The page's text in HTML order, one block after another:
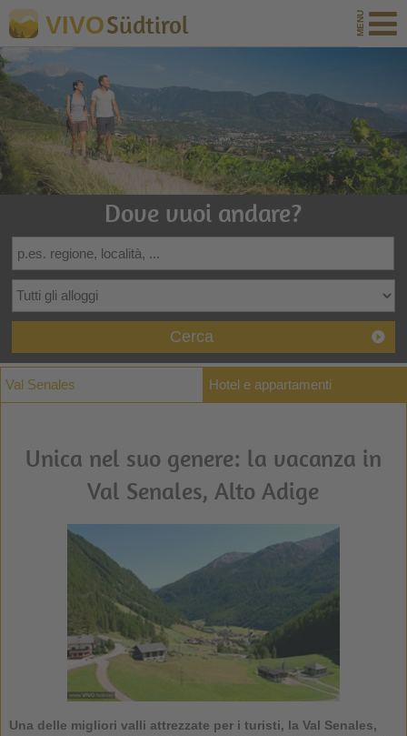
VIVOSüdtirol
Dove vuoi andare?
Cerca
Val Senales Hotel e appartamenti
Unica nel suo genere: la vacanza in
Val Senales, Alto Adige
Una delle migliori valli attrezzate per i turisti, la Val Senales,